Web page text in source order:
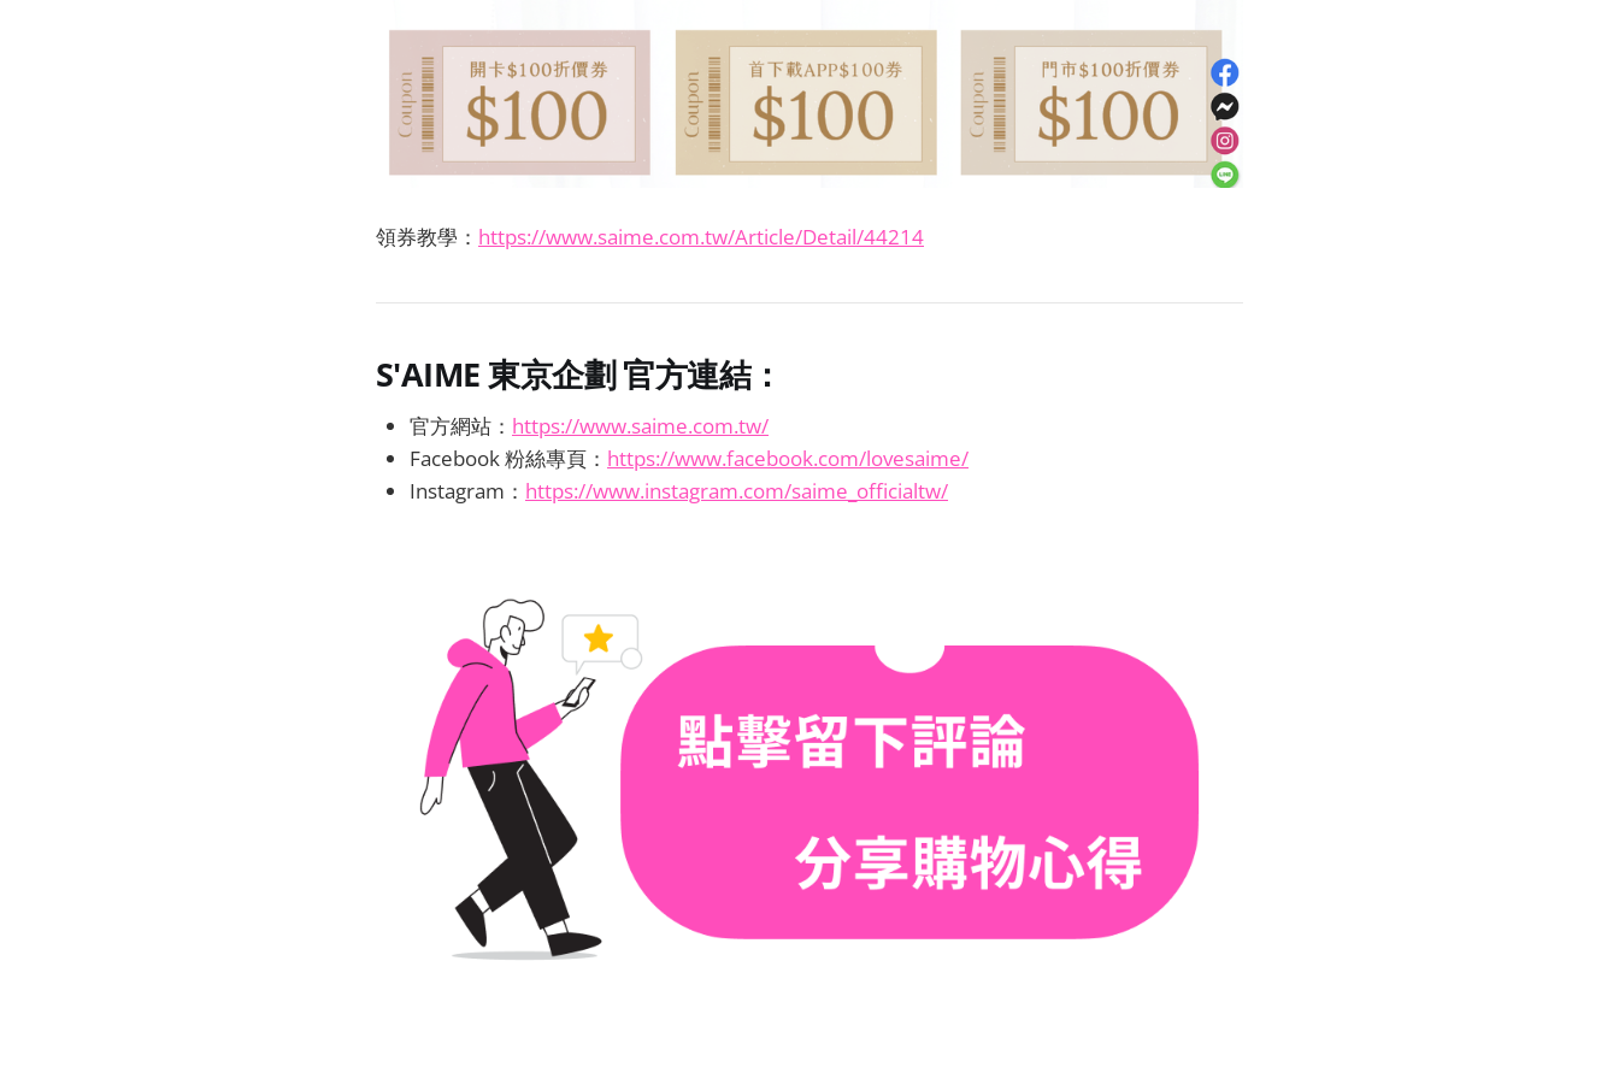
領券教學： https://www.saime.com.tw/Article/Detail/44214
S'AIME 東京企劃 官方連結：
官方網站： https://www.saime.com.tw/
Facebook 粉絲專頁： https://www.facebook.com/lovesaime/
Instagram： https://www.instagram.com/saime_officialtw/